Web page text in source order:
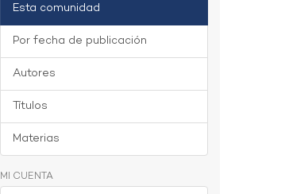
Esta comunidad
Por fecha de publicación
Autores
Títulos
Materias
MI CUENTA